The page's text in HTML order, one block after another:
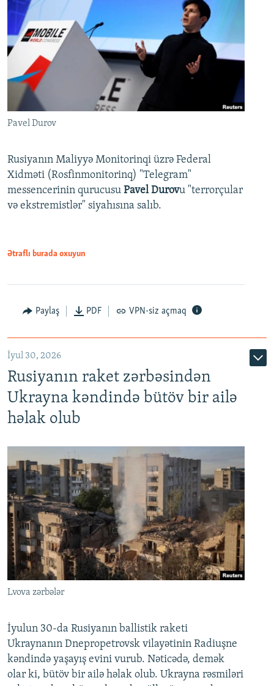
Pavel Durov
Rusiyanın Maliyyə Monitorinqi üzrə Federal
Xidməti (Rosfinmonitorinq) "Telegram"
messencerinin qurucusu Pavel Durovu "terrorçular
və ekstremistlər" siyahısına salıb.
Ətraflı burada oxuyun
Paylaş PDF VPN-siz açmaq
İyul 30, 2026
Rusiyanın raket zərbəsindən
Ukrayna kəndində bütöv bir ailə
həlak olub
Lvova zərbələr
İyulun 30-da Rusiyanın ballistik raketi
Ukraynanın Dnepropetrovsk vilayətinin Radiuşne
kəndində yaşayış evini vurub. Nəticədə, demək
olar ki, bütöv bir ailə həlak olub. Ukrayna rəsmiləri